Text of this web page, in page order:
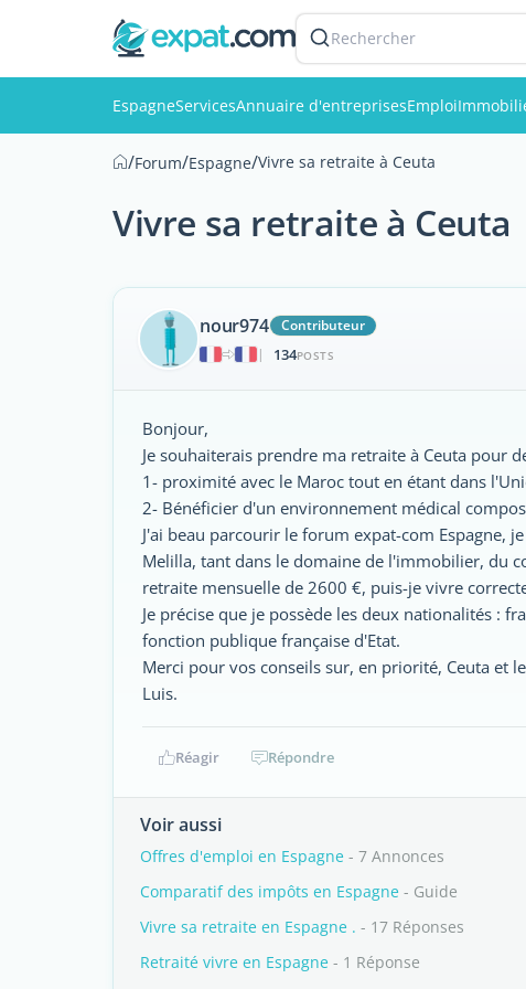
Rechercher
EspagneServicesAnnuaire d'entreprisesEmploi
/Forum/Espagne/Vivre sa retraite à Ceuta
Vivre sa retraite à Ceuta
nour974
Contributeur
|
134POSTS
Bonjour,
Je souhaiterais prendre ma retraite à Ceuta pour
1- proximité avec le Maroc tout en étant dans
2- Bénéficier d'un environnement médical
J'ai beau parcourir le forum expat-com Espagne,
Melilla, tant dans le domaine de l'immobilier, du
retraite mensuelle de 2600 €, puis-je vivre
Je précise que je possède les deux nationalités :
fonction publique française d'Etat.
Merci pour vos conseils sur, en priorité, Ceuta et
Luis.
Réagir Répondre
Voir aussi
Offres d'emploi en Espagne - 7 Annonces
Comparatif des impôts en Espagne - Guide
Vivre sa retraite en Espagne . - 17 Réponses
Retraité vivre en Espagne - 1 Réponse